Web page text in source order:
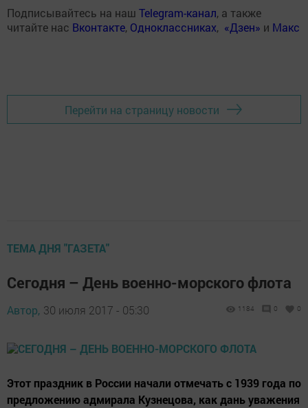
Подписывайтесь на наш Telegram-канал, а также
читайте нас Вконтакте, Одноклассниках, «Дзен» и Макс
Перейти на страницу новости
ТЕМА ДНЯ "ГАЗЕТА"
Сегодня – День военно-морского флота
Автор, 30 июля 2017 - 05:30 1184 0 0
Этот праздник в России начали отмечать с 1939 года по
предложению адмирала Кузнецова, как дань уважения